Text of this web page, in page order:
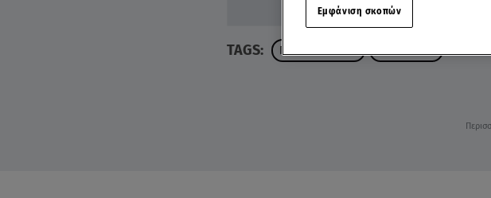
TAGS: ΠΥΡΟΒΟΛΙΣΜΟΙ
Εμφάνιση σκοπών